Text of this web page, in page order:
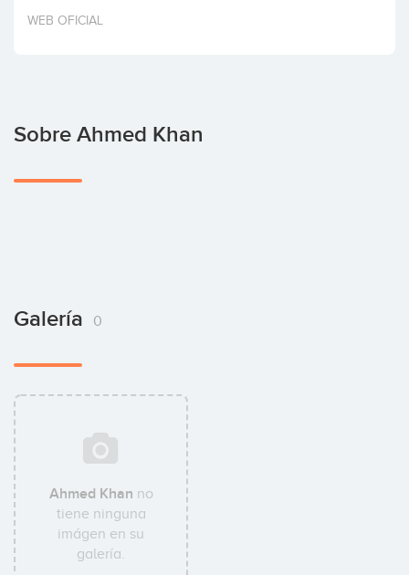
Invertir
WEB OFICIAL
Sobre Ahmed Khan
Galería 0
Ahmed Khan no
tiene ninguna
imágen en su
galería.